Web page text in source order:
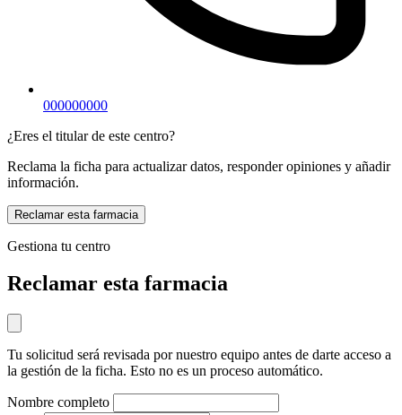
000000000
¿Eres el titular de este centro?
Reclama la ficha para actualizar datos, responder opiniones y añadir
información.
Reclamar esta farmacia
Gestiona tu centro
Reclamar esta farmacia
Tu solicitud será revisada por nuestro equipo antes de darte acceso a
la gestión de la ficha. Esto no es un proceso automático.
Nombre completo